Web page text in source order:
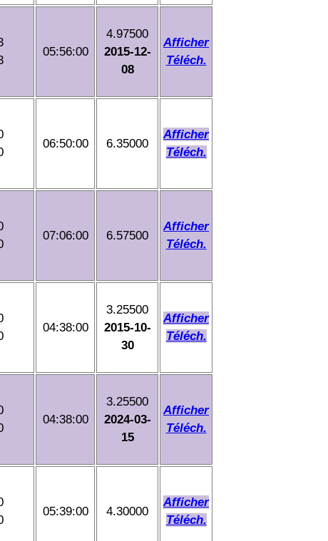
05:56:00
4.97500
2015-12-
08
Afficher
Téléch.
06:50:00 6.35000
Afficher
Téléch.
07:06:00 6.57500
Afficher
Téléch.
04:38:00
3.25500
2015-10-
30
Afficher
Téléch.
04:38:00
3.25500
2024-03-
15
Afficher
Téléch.
05:39:00 4.30000
Afficher
Téléch.